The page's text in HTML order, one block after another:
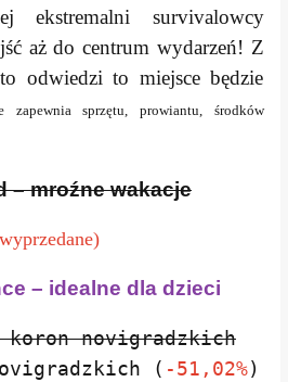
ekstremalni survivalowcy
aż do centrum wydarzeń! Z
odwiedzi to miejsce będzie
zapewnia sprzętu, prowiantu, środków
– mroźne wakacje
– idealne dla dzieci
koron novigradzkich
( -51,02%)